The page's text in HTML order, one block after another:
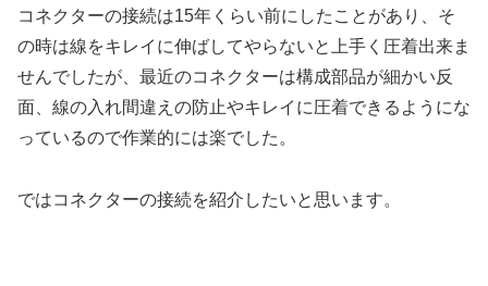
コネクターの接続は15年くらい前にしたことがあり、そ
の時は線をキレイに伸ばしてやらないと上手く圧着出来ま
せんでしたが、最近のコネクターは構成部品が細かい反
面、線の入れ間違えの防止やキレイに圧着できるようにな
っているので作業的には楽でした。
ではコネクターの接続を紹介したいと思います。